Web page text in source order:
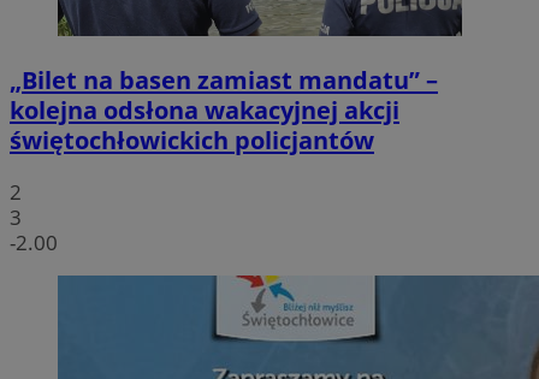
„Bilet na basen zamiast mandatu” –
kolejna odsłona wakacyjnej akcji
świętochłowickich policjantów
2
3
-2.00